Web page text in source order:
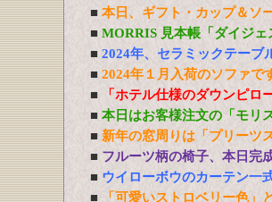
■ 本日、ギフト・カップ＆ソ
■ MORRIS 見本帳「ダイジェ
■ 2024年、セラミックテーブ
■ 2024年１月入荷のソファで
■ 「ホテル仕様のダウンピロ
■ 本日はお客様注文の「モリ
■ 新年の窓周りは「プリーツ
■ フルーツ柄の椅子、本日完
■ ウイローボウのカーテン一
■ 「可愛いストロベリー色」